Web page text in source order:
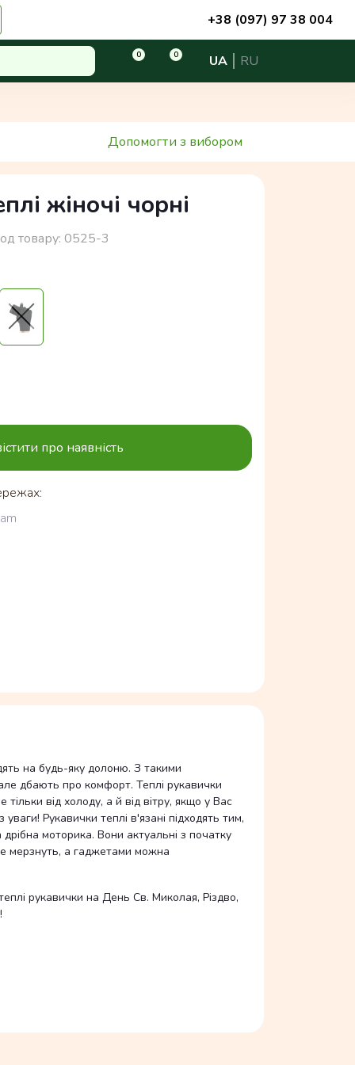
+38 (097) 97 38 004
0 0 UA RU
Допомогти з вибором
жіночі чорні
товару: 0525-3
про наявність
на будь-яку долоню. З такими
дбають про комфорт. Теплі рукавички
від холоду, а й від вітру, якщо у Вас
Рукавички теплі в'язані підходять тим,
моторика. Вони актуальні з початку
мерзнуть, а гаджетами можна
рукавички на День Св. Миколая, Різдво,